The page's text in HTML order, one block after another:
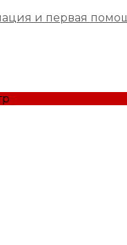
и первая